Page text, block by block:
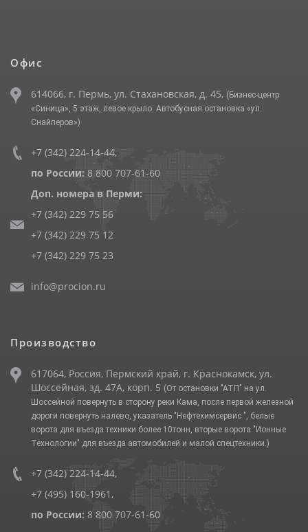
Офис
614066, г. Пермь, ул. Стахановская, д. 45, (Бизнес-центр
«Синица», 5 этаж, левое крыло. Автобусная остановка «ул.
Снайперов»)
+7 (342) 224-14-44,
по России: 8 800 707-61-60
Доп. номера в Перми:
+7 (342) 229 75 56
+7 (342) 229 75 12
+7 (342) 229 75 23
info@procion.ru
Производство
617064, Россия, Пермский край, г. Краснокамск, ул.
Шоссейная, зд. 47А, корп. 5 (От остановки "АТП" на ул.
Шоссейной повернуть в сторону реки Кама, после первой железной
дороги повернуть налево, указатель "Нефтехимсервис ", белые
ворота для въезда техники более 10тонн, вторые ворота "Ионные
Технологии" для въезда автомобилей и малой спецтехники.)
+7 (342) 224-14-44,
+7 (495) 160-1961 ,
по России: 8 800 707-61-60